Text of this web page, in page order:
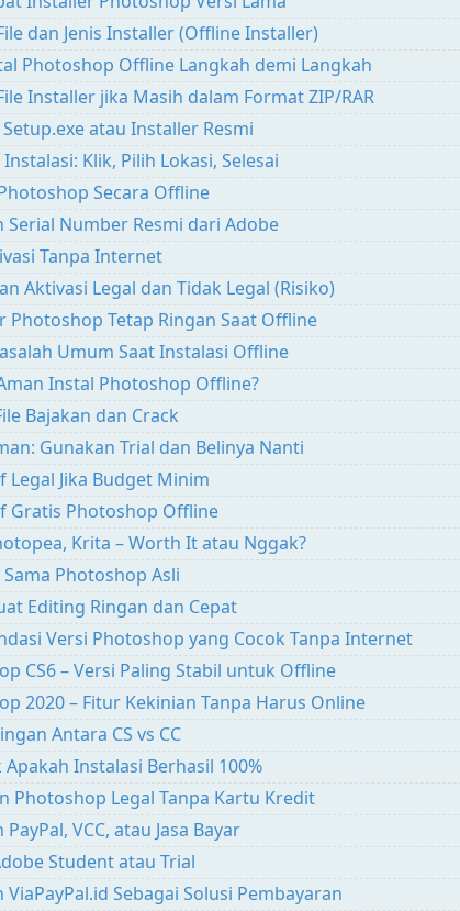
dan Jenis Installer (Offline Installer)
Photoshop Offline Langkah demi Langkah
Installer jika Masih dalam Format ZIP/RAR
Setup.exe atau Installer Resmi
Klik, Pilih Lokasi, Selesai
Secara Offline
Serial Number Resmi dari Adobe
Tanpa Internet
Aktivasi Legal dan Tidak Legal (Risiko)
Photoshop Tetap Ringan Saat Offline
Umum Saat Instalasi Offline
Instal Photoshop Offline?
Bajakan dan Crack
Gunakan Trial dan Belinya Nanti
Legal Jika Budget Minim
Gratis Photoshop Offline
Krita – Worth It atau Nggak?
Sama Photoshop Asli
Editing Ringan dan Cepat
Versi Photoshop yang Cocok Tanpa Internet
CS6 – Versi Paling Stabil untuk Offline
2020 – Fitur Kekinian Tanpa Harus Online
Antara CS vs CC
Apakah Instalasi Berhasil 100%
Photoshop Legal Tanpa Kartu Kredit
VCC, atau Jasa Bayar
Student atau Trial
ViaPayPal.id Sebagai Solusi Pembayaran